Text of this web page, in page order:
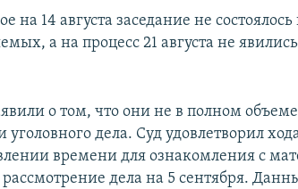
14 августа заседание не состоялось
а на процесс 21 августа не
о том, что они не в полном объеме
дела. Суд удовлетворил
времени для ознакомления с
дела на 5 сентября.